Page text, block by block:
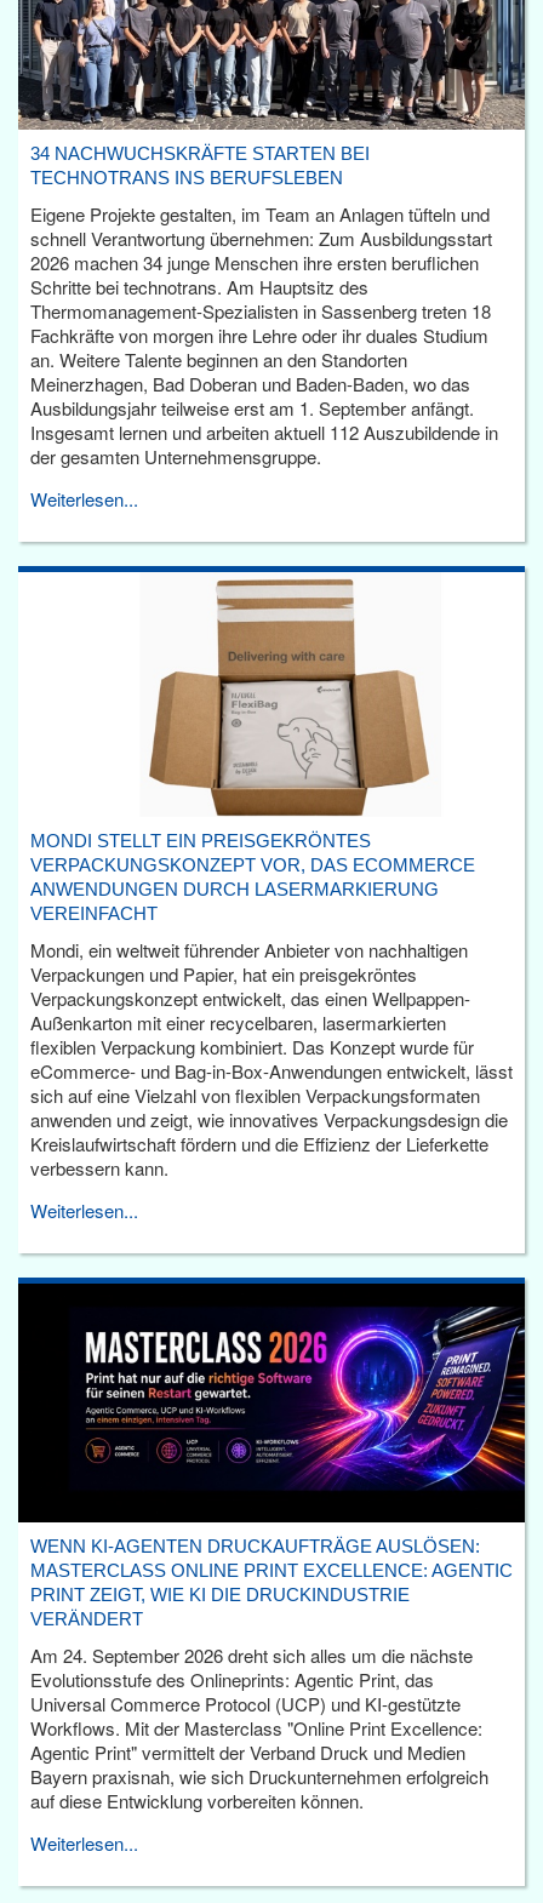
34 NACHWUCHSKRÄFTE STARTEN BEI
TECHNOTRANS INS BERUFSLEBEN
Eigene Projekte gestalten, im Team an Anlagen tüfteln und
schnell Verantwortung übernehmen: Zum Ausbildungsstart
2026 machen 34 junge Menschen ihre ersten beruflichen
Schritte bei technotrans. Am Hauptsitz des
Thermomanagement-Spezialisten in Sassenberg treten 18
Fachkräfte von morgen ihre Lehre oder ihr duales Studium
an. Weitere Talente beginnen an den Standorten
Meinerzhagen, Bad Doberan und Baden-Baden, wo das
Ausbildungsjahr teilweise erst am 1. September anfängt.
Insgesamt lernen und arbeiten aktuell 112 Auszubildende in
der gesamten Unternehmensgruppe.
Weiterlesen...
MONDI STELLT EIN PREISGEKRÖNTES
VERPACKUNGSKONZEPT VOR, DAS ECOMMERCE
ANWENDUNGEN DURCH LASERMARKIERUNG
VEREINFACHT
Mondi, ein weltweit führender Anbieter von nachhaltigen
Verpackungen und Papier, hat ein preisgekröntes
Verpackungskonzept entwickelt, das einen Wellpappen-
Außenkarton mit einer recycelbaren, lasermarkierten
flexiblen Verpackung kombiniert. Das Konzept wurde für
eCommerce- und Bag-in-Box-Anwendungen entwickelt, lässt
sich auf eine Vielzahl von flexiblen Verpackungsformaten
anwenden und zeigt, wie innovatives Verpackungsdesign die
Kreislaufwirtschaft fördern und die Effizienz der Lieferkette
verbessern kann.
Weiterlesen...
WENN KI-AGENTEN DRUCKAUFTRÄGE AUSLÖSEN:
MASTERCLASS ONLINE PRINT EXCELLENCE: AGENTIC
PRINT ZEIGT, WIE KI DIE DRUCKINDUSTRIE
VERÄNDERT
Am 24. September 2026 dreht sich alles um die nächste
Evolutionsstufe des Onlineprints: Agentic Print, das
Universal Commerce Protocol (UCP) und KI-gestützte
Workflows. Mit der Masterclass "Online Print Excellence:
Agentic Print" vermittelt der Verband Druck und Medien
Bayern praxisnah, wie sich Druckunternehmen erfolgreich
auf diese Entwicklung vorbereiten können.
Weiterlesen...